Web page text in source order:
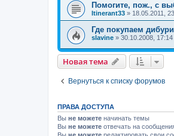
Помогите, пож., с
Itinerant33 » 18.05.2011,
Где покупаем
slavine » 30.10.2008, 17:14
Новая тема
Новаятема
Вернуться к списку форумов
ПРАВА ДОСТУПА
Вы не можете начинать темы
Вы не можете отвечать на